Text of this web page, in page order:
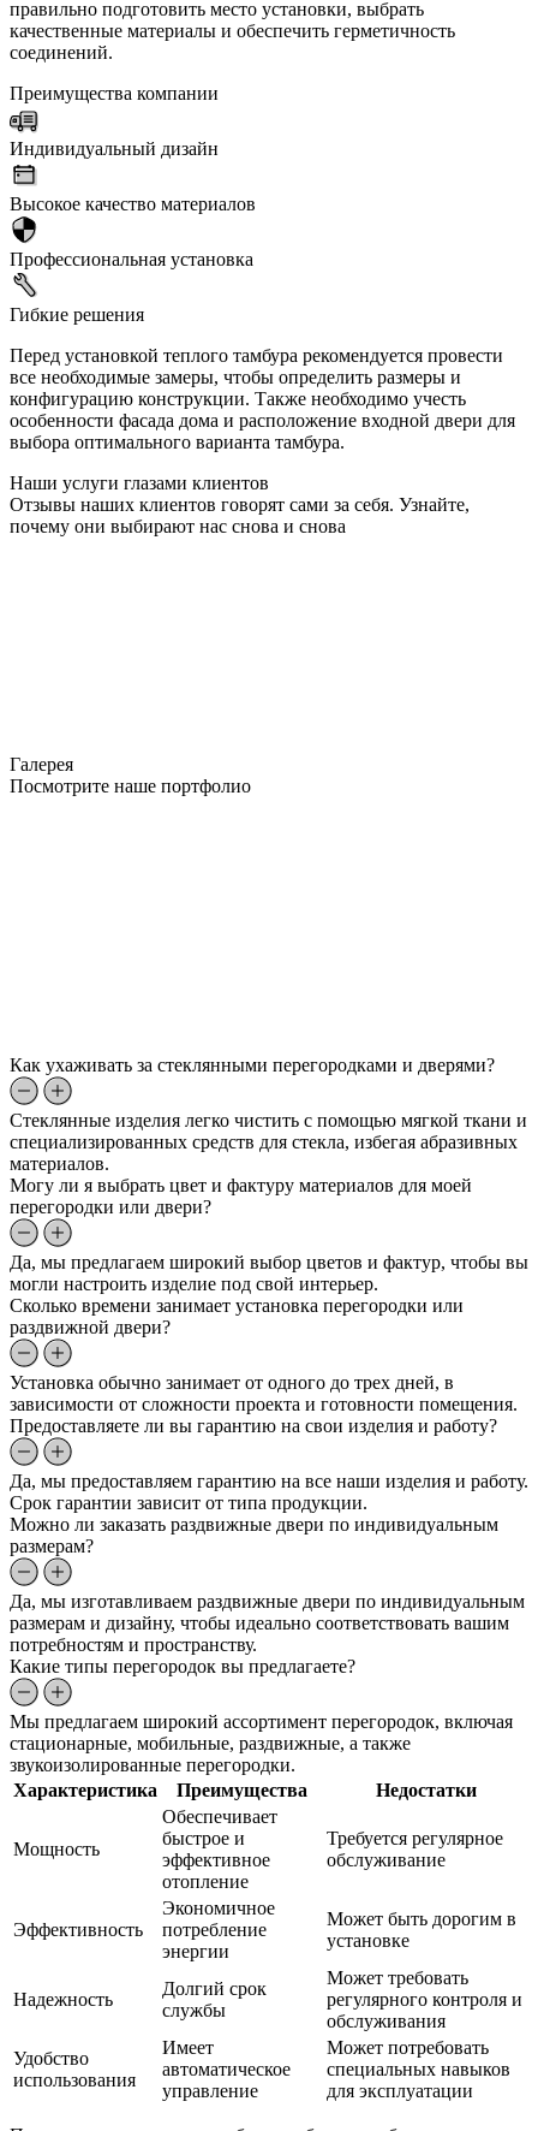
правильно подготовить место установки, выбрать
качественные материалы и обеспечить герметичность
соединений.
Преимущества компании
Индивидуальный дизайн
Высокое качество материалов
Профессиональная установка
Гибкие решения
Перед установкой теплого тамбура рекомендуется провести
все необходимые замеры, чтобы определить размеры и
конфигурацию конструкции. Также необходимо учесть
особенности фасада дома и расположение входной двери для
выбора оптимального варианта тамбура.
Наши услуги глазами клиентов
Отзывы наших клиентов говорят сами за себя. Узнайте,
почему они выбирают нас снова и снова
Галерея
Посмотрите наше портфолио
Как ухаживать за стеклянными перегородками и дверями?
Стеклянные изделия легко чистить с помощью мягкой ткани и
специализированных средств для стекла, избегая абразивных
материалов.
Могу ли я выбрать цвет и фактуру материалов для моей
перегородки или двери?
Да, мы предлагаем широкий выбор цветов и фактур, чтобы вы
могли настроить изделие под свой интерьер.
Сколько времени занимает установка перегородки или
раздвижной двери?
Установка обычно занимает от одного до трех дней, в
зависимости от сложности проекта и готовности помещения.
Предоставляете ли вы гарантию на свои изделия и работу?
Да, мы предоставляем гарантию на все наши изделия и работу.
Срок гарантии зависит от типа продукции.
Можно ли заказать раздвижные двери по индивидуальным
размерам?
Да, мы изготавливаем раздвижные двери по индивидуальным
размерам и дизайну, чтобы идеально соответствовать вашим
потребностям и пространству.
Какие типы перегородок вы предлагаете?
Мы предлагаем широкий ассортимент перегородок, включая
стационарные, мобильные, раздвижные, а также
звукоизолированные перегородки.
Характеристика
Преимущества Недостатки
Мощность
Обеспечивает
быстрое и
эффективное
отопление
Требуется регулярное
обслуживание
Эффективность
Экономичное
потребление
энергии
Может быть дорогим в
установке
Надежность
Долгий срок
службы
Может требовать
регулярного контроля и
обслуживания
Удобство
использования
Имеет
автоматическое
управление
Может потребовать
специальных навыков
для эксплуатации